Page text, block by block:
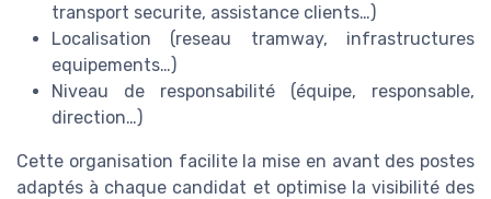
transport securite, assistance clients…)
Localisation (reseau tramway, infrastructures
equipements…)
Niveau de responsabilité (équipe, responsable,
direction…)
Cette organisation facilite la mise en avant des postes
adaptés à chaque candidat et optimise la visibilité des